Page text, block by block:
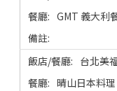
GMT 義大利
台北美
晴山日本料理